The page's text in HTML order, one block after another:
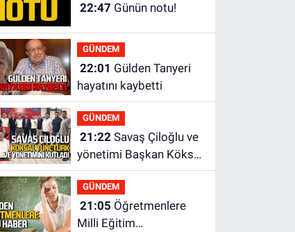
22:47 Günün notu!
GÜNDEM
22:01
hayatını kaybetti
GÜNDEM
21:22Savaş Çiloğlu ve
yönetimi Başkan Köksal
Tunçtürk’ü kutladı
GÜNDEM
21:05
Milli Eğitim